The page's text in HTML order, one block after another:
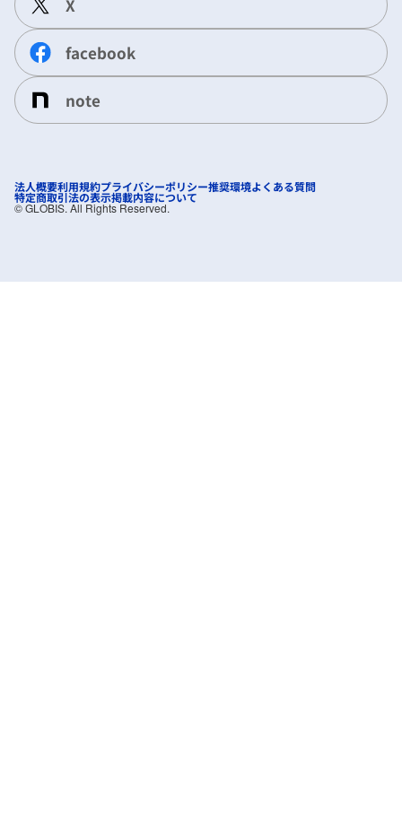
X
facebook
note
法人概要利用規約プライバシーポリシー推奨環境よくある質問
特定商取引法の表示掲載内容について
©︎ GLOBIS. All Rights Reserved.